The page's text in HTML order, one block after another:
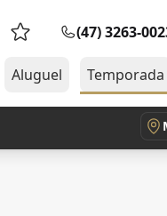
Favoritos (0 itens)
(47) 3263-
Aluguel Temporada